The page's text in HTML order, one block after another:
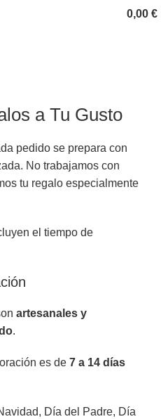
0,00 €
a Tu Gusto
pedido se prepara con
No trabajamos con
tu regalo especialmente
el tiempo de
artesanales y
.
es de 7 a 14 días
Día del Padre, Día